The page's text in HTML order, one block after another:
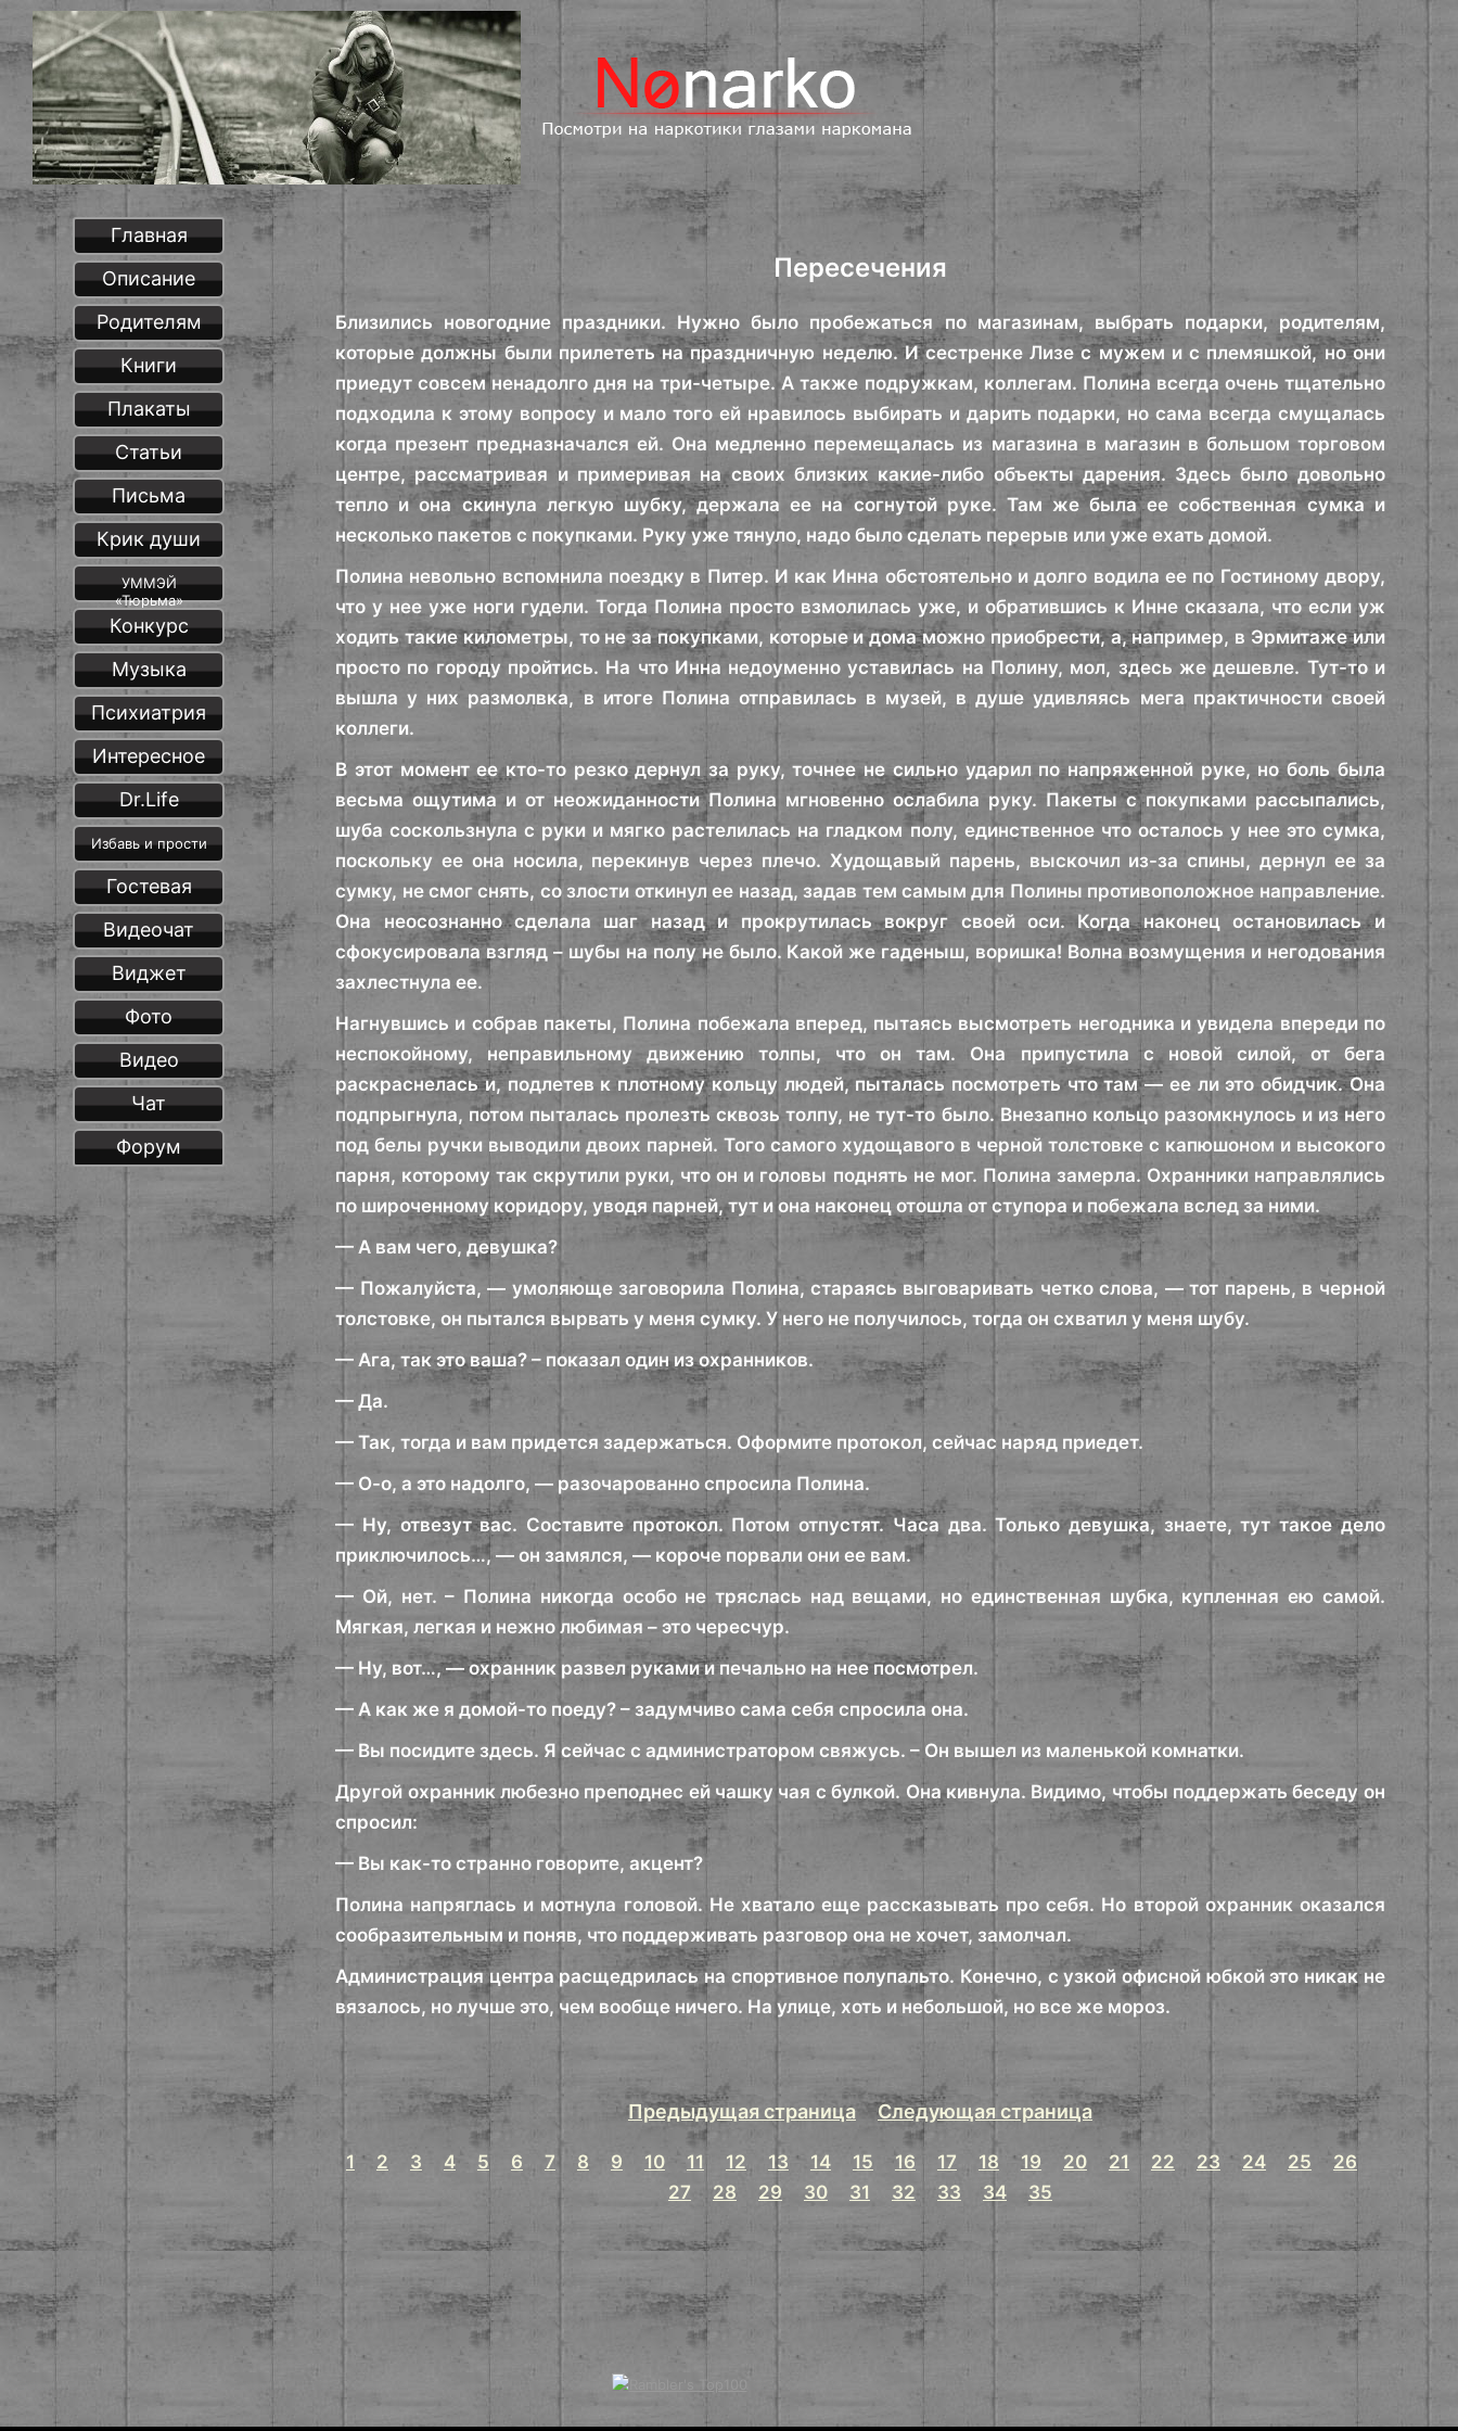
Пересечения
Близились новогодние праздники. Нужно было пробежаться по магазинам, выбрать подарки, родителям,
которые должны были прилететь на праздничную неделю. И сестренке Лизе с мужем и с племяшкой, но они
приедут совсем ненадолго дня на три-четыре. А также подружкам, коллегам. Полина всегда очень тщательно
подходила к этому вопросу и мало того ей нравилось выбирать и дарить подарки, но сама всегда смущалась
когда презент предназначался ей. Она медленно перемещалась из магазина в магазин в большом торговом
центре, рассматривая и примеривая на своих близких какие-либо объекты дарения. Здесь было довольно
тепло и она скинула легкую шубку, держала ее на согнутой руке. Там же была ее собственная сумка и
несколько пакетов с покупками. Руку уже тянуло, надо было сделать перерыв или уже ехать домой.
Полина невольно вспомнила поездку в Питер. И как Инна обстоятельно и долго водила ее по Гостиному двору,
что у нее уже ноги гудели. Тогда Полина просто взмолилась уже, и обратившись к Инне сказала, что если уж
ходить такие километры, то не за покупками, которые и дома можно приобрести, а, например, в Эрмитаже или
просто по городу пройтись. На что Инна недоуменно уставилась на Полину, мол, здесь же дешевле. Тут-то и
вышла у них размолвка, в итоге Полина отправилась в музей, в душе удивляясь мега практичности своей
коллеги.
В этот момент ее кто-то резко дернул за руку, точнее не сильно ударил по напряженной руке, но боль была
весьма ощутима и от неожиданности Полина мгновенно ослабила руку. Пакеты с покупками рассыпались,
шуба соскользнула с руки и мягко растелилась на гладком полу, единственное что осталось у нее это сумка,
поскольку ее она носила, перекинув через плечо. Худощавый парень, выскочил из-за спины, дернул ее за
сумку, не смог снять, со злости откинул ее назад, задав тем самым для Полины противоположное направление.
Она неосознанно сделала шаг назад и прокрутилась вокруг своей оси. Когда наконец остановилась и
сфокусировала взгляд – шубы на полу не было. Какой же гаденыш, воришка! Волна возмущения и негодования
захлестнула ее.
Нагнувшись и собрав пакеты, Полина побежала вперед, пытаясь высмотреть негодника и увидела впереди по
неспокойному, неправильному движению толпы, что он там. Она припустила с новой силой, от бега
раскраснелась и, подлетев к плотному кольцу людей, пыталась посмотреть что там — ее ли это обидчик. Она
подпрыгнула, потом пыталась пролезть сквозь толпу, не тут-то было. Внезапно кольцо разомкнулось и из него
под белы ручки выводили двоих парней. Того самого худощавого в черной толстовке с капюшоном и высокого
парня, которому так скрутили руки, что он и головы поднять не мог. Полина замерла. Охранники направлялись
по широченному коридору, уводя парней, тут и она наконец отошла от ступора и побежала вслед за ними.
— А вам чего, девушка?
— Пожалуйста, — умоляюще заговорила Полина, стараясь выговаривать четко слова, — тот парень, в черной
толстовке, он пытался вырвать у меня сумку. У него не получилось, тогда он схватил у меня шубу.
— Ага, так это ваша? – показал один из охранников.
— Да.
— Так, тогда и вам придется задержаться. Оформите протокол, сейчас наряд приедет.
— О-о, а это надолго, — разочарованно спросила Полина.
— Ну, отвезут вас. Составите протокол. Потом отпустят. Часа два. Только девушка, знаете, тут такое дело
приключилось…, — он замялся, — короче порвали они ее вам.
— Ой, нет. – Полина никогда особо не тряслась над вещами, но единственная шубка, купленная ею самой.
Мягкая, легкая и нежно любимая – это чересчур.
— Ну, вот…, — охранник развел руками и печально на нее посмотрел.
— А как же я домой-то поеду? – задумчиво сама себя спросила она.
— Вы посидите здесь. Я сейчас с администратором свяжусь. – Он вышел из маленькой комнатки.
Другой охранник любезно преподнес ей чашку чая с булкой. Она кивнула. Видимо, чтобы поддержать беседу он
спросил:
— Вы как-то странно говорите, акцент?
Полина напряглась и мотнула головой. Не хватало еще рассказывать про себя. Но второй охранник оказался
сообразительным и поняв, что поддерживать разговор она не хочет, замолчал.
Администрация центра расщедрилась на спортивное полупальто. Конечно, с узкой офисной юбкой это никак не
вязалось, но лучше это, чем вообще ничего. На улице, хоть и небольшой, но все же мороз.
Предыдущая страница Следующая страница
1 2 3 4 5 6 7 8 9 10 11 12 13 14 15 16 17 18 19 20 21 22 23 24 25
26
27
28 29 30 31 32 33 34 35
Главная
Описание
Родителям
Книги
Плакаты
Статьи
Письма
Крик души
УММЭЙ
«Тюрьма»
Конкурс
Музыка
Психиатрия
Интересное
Dr.Life
Избавь и прости
Гостевая
Видеочат
Виджет
Фото
Видео
Чат
Форум